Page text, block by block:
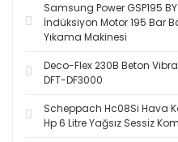
Samsung Power GSP195
İndüksiyon Motor 195 Bar
Yıkama Makinesi
Deco-Flex 230B Beton
DFT-DF3000
Scheppach Hc08Si Hava
Hp 6 Litre Yağsız Sessiz